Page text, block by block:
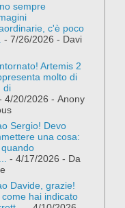
sempre
c'è poco
- 7/26/2026 - Davi
Artemis 2
molto di
di
4/20/2026 - Anony
Sergio! Devo
una cosa:
- 4/17/2026 - Da
Davide, grazie!
hai indicato